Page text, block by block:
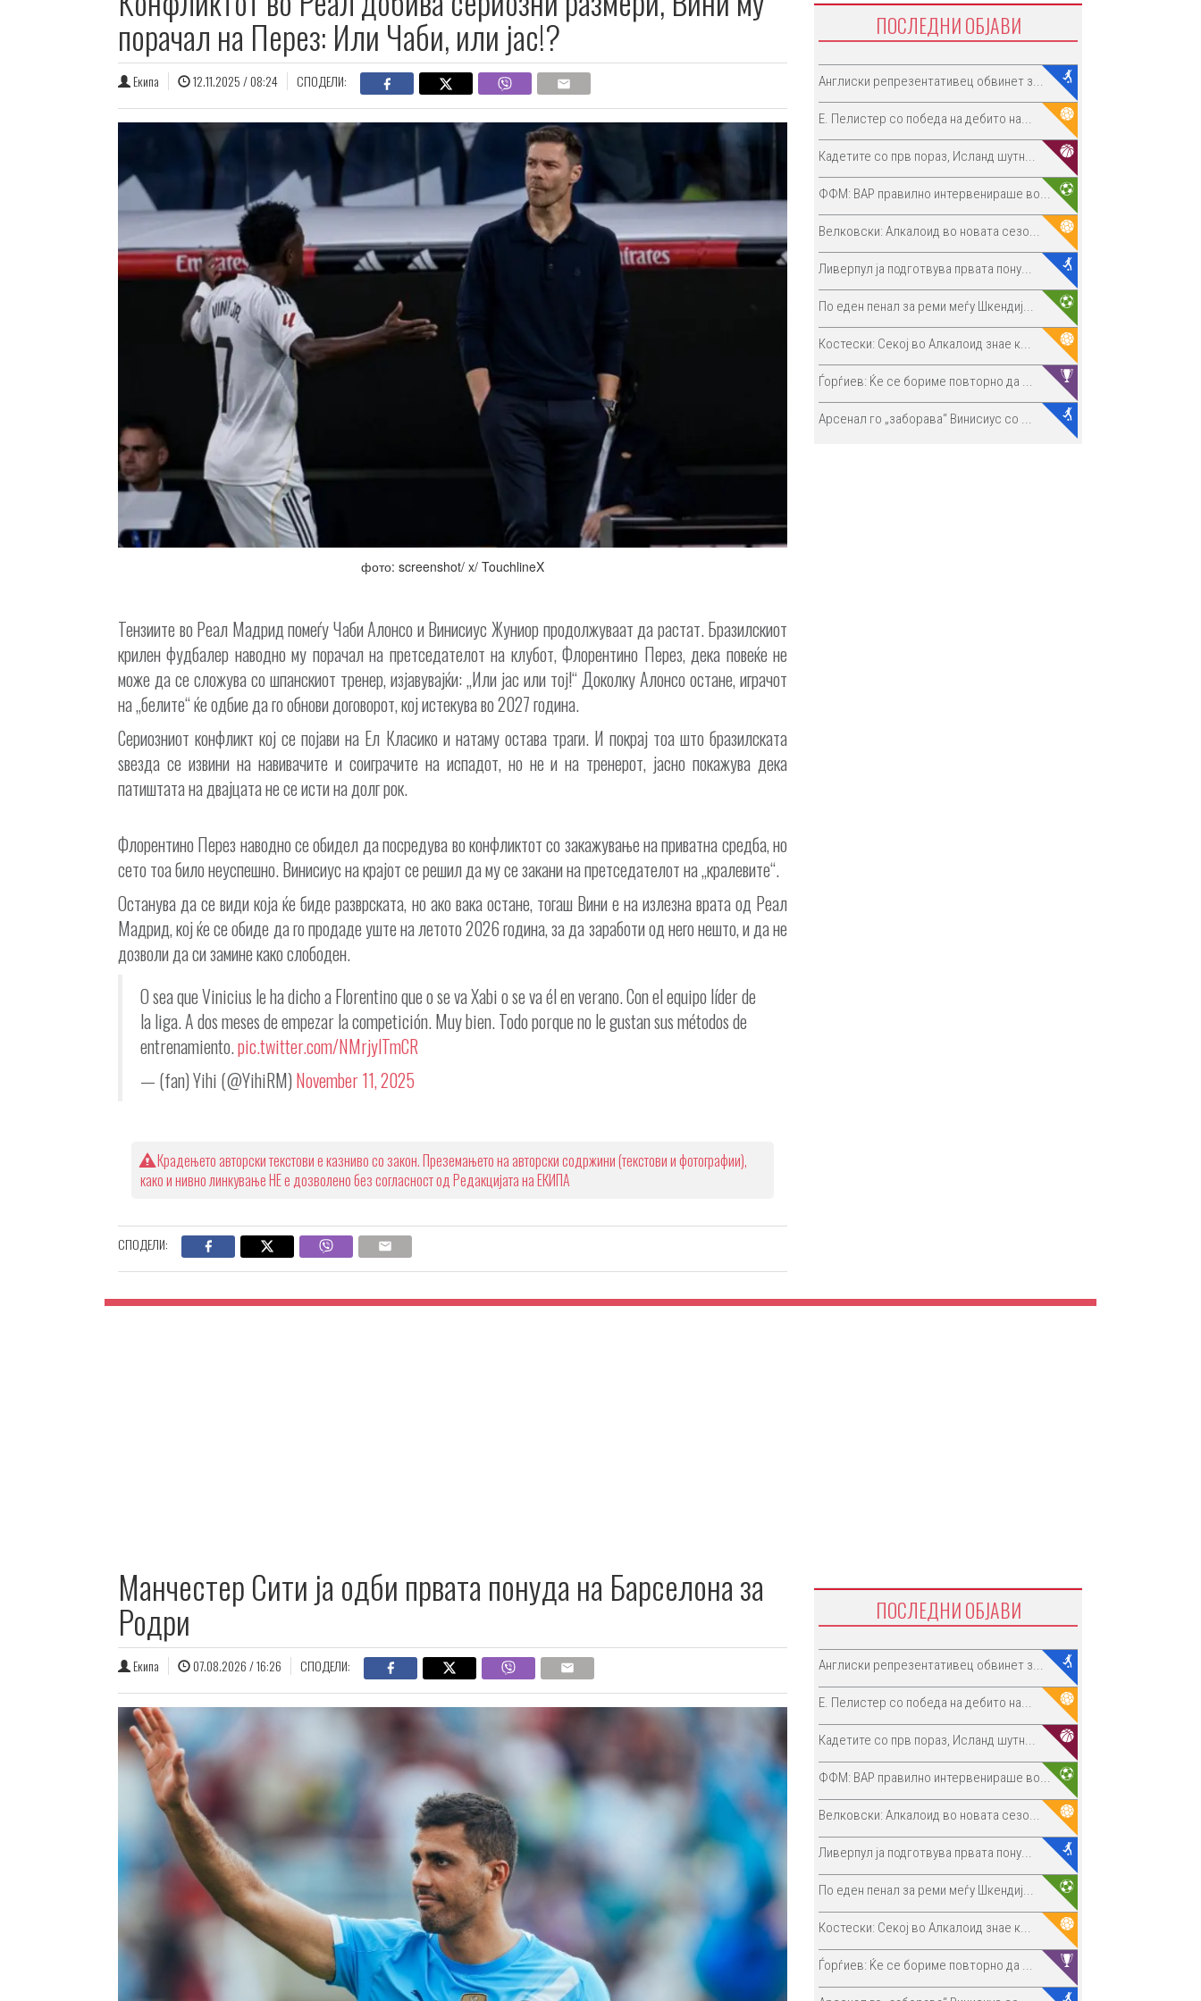
порачал на Перез: Или Чаби, или јас!?
Екипа 12.11.2025 / 08:24 СПОДЕЛИ:
фото: screenshot/ x/ TouchlineX
Тензиите во Реал Мадрид помеѓу Чаби Алонсо и Винисиус Жуниор продолжуваат да растат. Бразилскиот
крилен фудбалер наводно му порачал на претседателот на клубот, Флорентино Перез, дека повеќе не
може да се сложува со шпанскиот тренер, изјавувајќи: „Или јас или тој!“ Доколку Алонсо остане, играчот
на „белите“ ќе одбие да го обнови договорот, кој истекува во 2027 година.
Сериозниот конфликт кој се појави на Ел Класико и натаму остава траги. И покрај тоа што бразилската
ѕвезда се извини на навивачите и соиграчите на испадот, но не и на тренерот, јасно покажува дека
патиштата на двајцата не се исти на долг рок.
Флорентино Перез наводно се обидел да посредува во конфликтот со закажување на приватна средба, но
сето тоа било неуспешно. Винисиус на крајот се решил да му се закани на претседателот на „кралевите“.
Останува да се види која ќе биде разврската, но ако вака остане, тогаш Вини е на излезна врата од Реал
Мадрид, кој ќе се обиде да го продаде уште на летото 2026 година, за да заработи од него нешто, и да не
дозволи да си замине како слободен.
O sea que Vinicius le ha dicho a Florentino que o se va Xabi o se va él en verano. Con el equipo líder de
la liga. A dos meses de empezar la competición. Muy bien. Todo porque no le gustan sus métodos de
entrenamiento.pic.twitter.com/NMrjylTmCR
— (fan) Yihi (@YihiRM)November 11, 2025
Крадењето авторски текстови е казниво со закон. Преземањето на авторски содржини (текстови и фотографии),
како и нивно линкување НЕ е дозволено без согласност од Редакцијата на ЕКИПА
СПОДЕЛИ:
ПОСЛЕДНИ ОБЈАВИ
Англиски репрезентативец обвинет з...
E. Пелистер со победа на дебито на...
Кадетите со прв пораз, Исланд шутн...
ФФМ: ВАР правилно интервенираше во...
Велковски: Алкалоид во новата сезо...
Ливерпул ја подготвува првата пону...
По еден пенал за реми меѓу Шкендиј...
Костески: Секој во Алкалоид знае к...
Ѓорѓиев: Ќе се бориме повторно да ...
Арсенал го „заборава“ Винисиус со ...
Манчестер Сити ја одби првата понуда на Барселона за
Родри
Екипа 07.08.2026 / 16:26 СПОДЕЛИ:
ПОСЛЕДНИ ОБЈАВИ
Англиски репрезентативец обвинет з...
E. Пелистер со победа на дебито на...
Кадетите со прв пораз, Исланд шутн...
ФФМ: ВАР правилно интервенираше во...
Велковски: Алкалоид во новата сезо...
Ливерпул ја подготвува првата пону...
По еден пенал за реми меѓу Шкендиј...
Костески: Секој во Алкалоид знае к...
Ѓорѓиев: Ќе се бориме повторно да ...